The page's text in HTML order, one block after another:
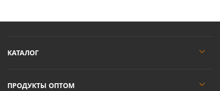
КАТАЛОГ
ПРОДУКТЫ ОПТОМ